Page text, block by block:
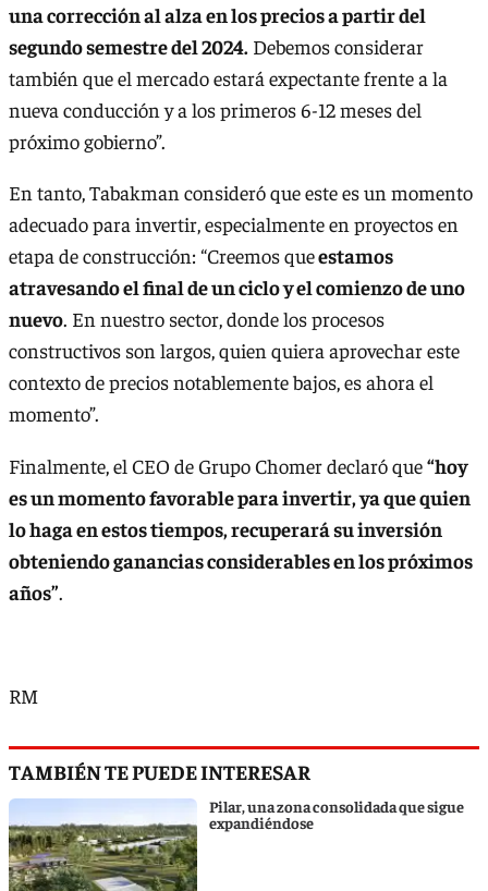
una corrección al alza en los precios a partir del
segundo semestre del 2024. Debemos considerar
también que el mercado estará expectante frente a la
nueva conducción y a los primeros 6-12 meses del
próximo gobierno”.
En tanto, Tabakman consideró que este es un momento
adecuado para invertir, especialmente en proyectos en
etapa de construcción: “Creemos queestamos
atravesando el final de un ciclo y el comienzo de uno
nuevo. En nuestro sector, donde los procesos
constructivos son largos, quien quiera aprovechar este
contexto de precios notablemente bajos, es ahora el
momento”.
Finalmente, el CEO de Grupo Chomer declaró que“hoy
es un momento favorable para invertir, ya que quien
lo haga en estos tiempos, recuperará su inversión
obteniendo ganancias considerables en los próximos
años”.
RM
TAMBIÉN TE PUEDE INTERESAR
Pilar, una zona consolidada que sigue
expandiéndose